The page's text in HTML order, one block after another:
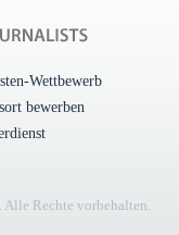
Wettbewerb
bewerben
Alle Rechte vorbehalten.